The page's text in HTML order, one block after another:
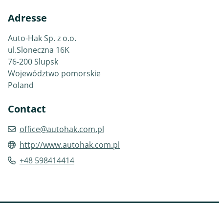
Adresse
Auto-Hak Sp. z o.o.
ul.Sloneczna 16K
76-200 Slupsk
Województwo pomorskie
Poland
Contact
office@autohak.com.pl
http://www.autohak.com.pl
+48 598414414